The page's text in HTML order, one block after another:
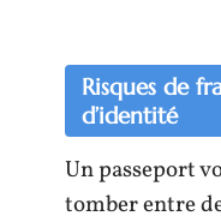
Risques de
d’identité
Un passeport
tomber entre